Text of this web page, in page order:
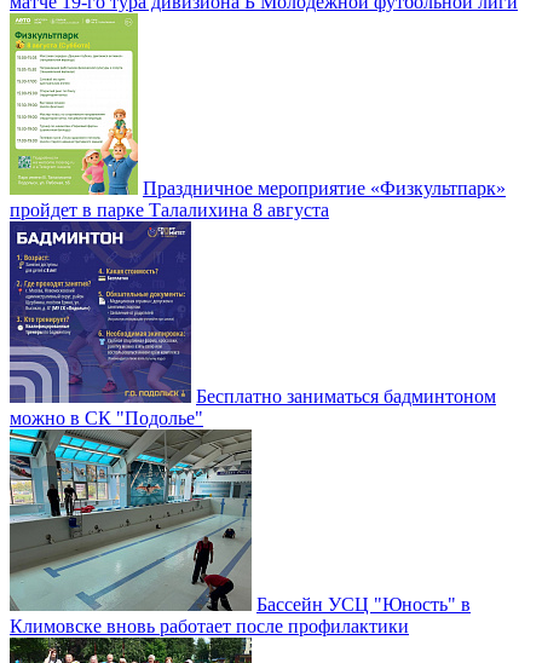
Праздничное мероприятие «Физкультпарк»
пройдет в парке Талалихина 8 августа
Бесплатно заниматься бадминтоном
можно в СК "Подолье"
Бассейн УСЦ "Юность" в
Климовске вновь работает после профилактики